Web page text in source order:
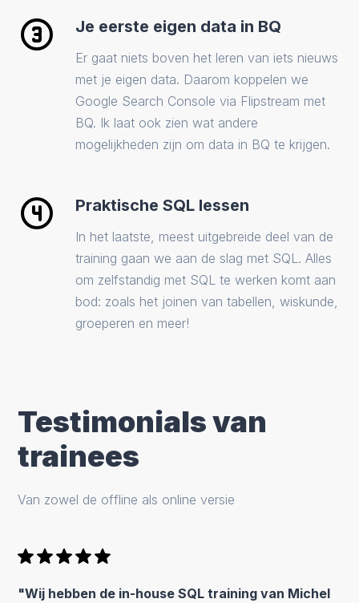
Je eerste eigen data in BQ
Er gaat niets boven het leren van iets nieuws
met je eigen data. Daarom koppelen we
Google Search Console via Flipstream met
BQ. Ik laat ook zien wat andere
mogelijkheden zijn om data in BQ te krijgen.
Praktische SQL lessen
In het laatste, meest uitgebreide deel van de
training gaan we aan de slag met SQL. Alles
om zelfstandig met SQL te werken komt aan
bod: zoals het joinen van tabellen, wiskunde,
groeperen en meer!
Testimonials van
trainees
Van zowel de offline als online versie
"Wij hebben de in-house SQL training van Michel